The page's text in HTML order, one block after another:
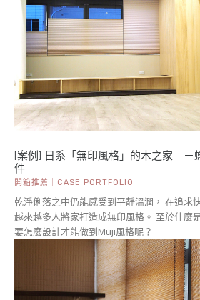
[案例] 日系「無印風格」的木之家 －
件
開箱推薦｜CASE PORTFOLIO
乾淨俐落之中仍能感受到平靜溫潤， 在追求
越來越多人將家打造成無印風格。 至於什麼是無印風格呢？ 室內裝潢
要怎麼設計才能做到Muji風格呢？